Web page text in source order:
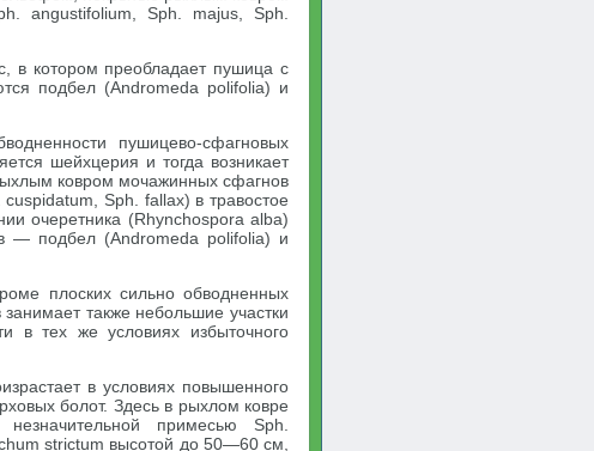
angustifolium, Sph. majus, Sph.
в котором преобладает пушица с
подбел (Andromeda polifolia) и
пушицево-сфагновых
шейхцерия и тогда возникает
ковром мочажинных сфагнов
Sph. fallax) в травостое
очеретника (Rhynchospora alba)
— подбел (Andromeda polifolia) и
плоских сильно обводненных
также небольшие участки
в тех же условиях избыточного
в условиях повышенного
болот. Здесь в рыхлом ковре
примесью Sph.
strictum высотой до 50—60 см,